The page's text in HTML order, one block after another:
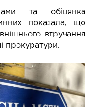
та обіцянка
показала, що
втручання
прокуратури.